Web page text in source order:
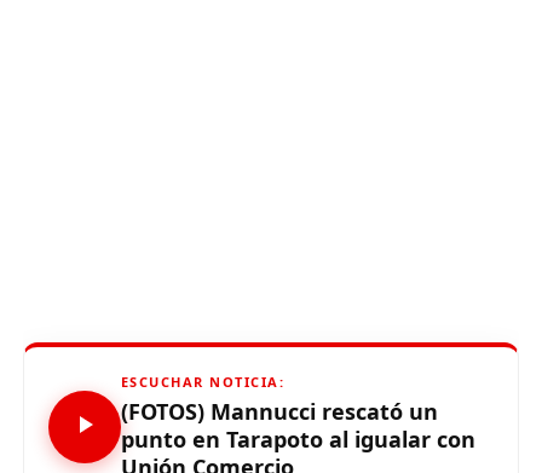
ESCUCHAR NOTICIA:
(FOTOS) Mannucci rescató un
punto en Tarapoto al igualar con
Unión Comercio